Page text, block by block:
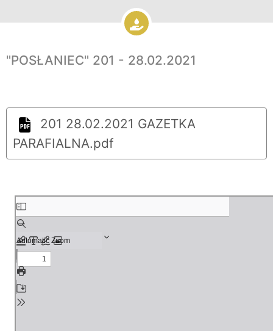
"POSŁANIEC" 201 - 28.02.2021
201 28.02.2021 GAZETKA
PARAFIALNA.pdf